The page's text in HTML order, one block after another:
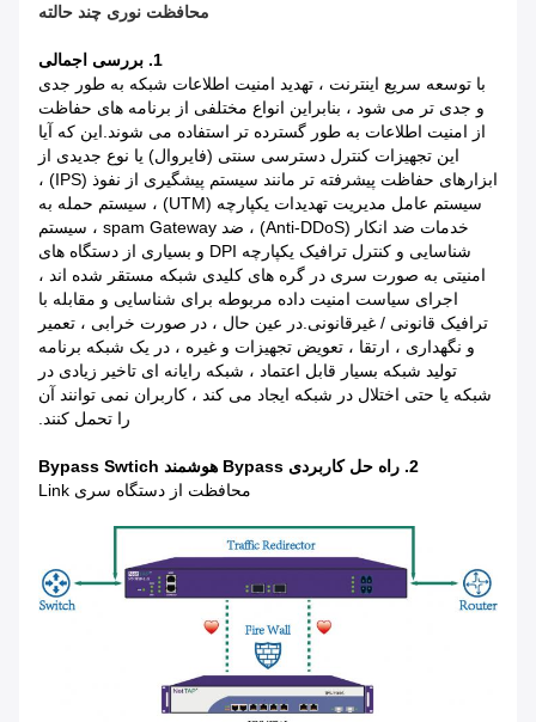
محافظت نوری چند حالته
1. بررسی اجمالی
با توسعه سریع اینترنت ، تهدید امنیت اطلاعات شبکه به طور جدی
و جدی تر می شود ، بنابراین انواع مختلفی از برنامه های حفاظت
از امنیت اطلاعات به طور گسترده تر استفاده می شوند.این که آیا
این تجهیزات کنترل دسترسی سنتی (فایروال) یا نوع جدیدی از
ابزارهای حفاظت پیشرفته تر مانند سیستم پیشگیری از نفوذ (IPS) ،
سیستم عامل مدیریت تهدیدات یکپارچه (UTM) ، سیستم حمله به
خدمات ضد انکار (Anti-DDoS) ، ضد spam Gateway ، سیستم
شناسایی و کنترل ترافیک یکپارچه DPI و بسیاری از دستگاه های
امنیتی به صورت سری در گره های کلیدی شبکه مستقر شده اند ،
اجرای سیاست امنیت داده مربوطه برای شناسایی و مقابله با
ترافیک قانونی / غیرقانونی.در عین حال ، در صورت خرابی ، تعمیر
و نگهداری ، ارتقا ، تعویض تجهیزات و غیره ، در یک شبکه برنامه
تولید شبکه بسیار قابل اعتماد ، شبکه رایانه ای تاخیر زیادی در
شبکه یا حتی اختلال در شبکه ایجاد می کند ، کاربران نمی توانند آن
را تحمل کنند.
2. راه حل کاربردی Bypass هوشمند Bypass Swtich
محافظت از دستگاه سری Link